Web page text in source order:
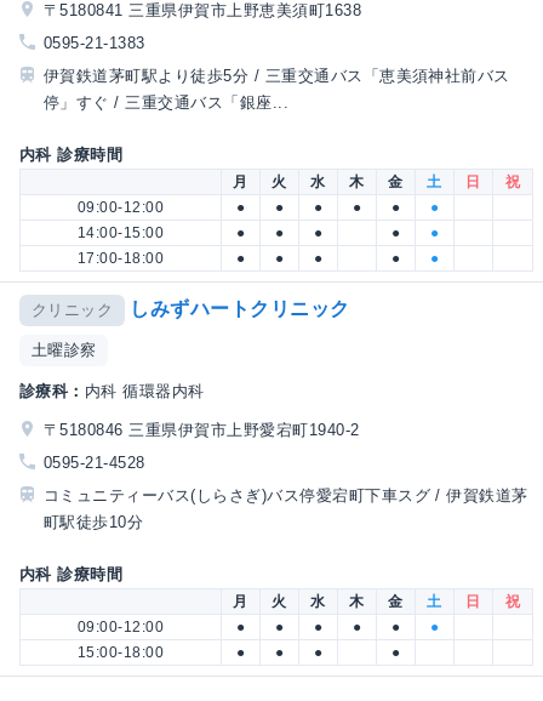
〒5180841 三重県伊賀市上野恵美須町1638
0595-21-1383
伊賀鉄道茅町駅より徒歩5分 / 三重交通バス「恵美須神社前バス
停」すぐ / 三重交通バス「銀座...
内科 診療時間
月 火 水 木 金 土 日
祝
09:00-12:00
● ● ● ● ●
●
14:00-15:00
● ● ● ●
●
17:00-18:00
● ● ● ● ●
クリニック しみずハートクリニック
土曜診察
診療科： 内科 循環器内科
〒5180846 三重県伊賀市上野愛宕町1940-2
0595-21-4528
コミュニティーバス(しらさぎ)バス停愛宕町下車スグ / 伊賀鉄道茅
町駅徒歩10分
内科 診療時間
月 火 水 木 金 土 日
祝
09:00-12:00
● ● ● ● ●
●
15:00-18:00
● ● ● ●